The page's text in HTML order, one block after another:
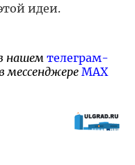
идеи.
нашем телеграм-
мессенджере MAX